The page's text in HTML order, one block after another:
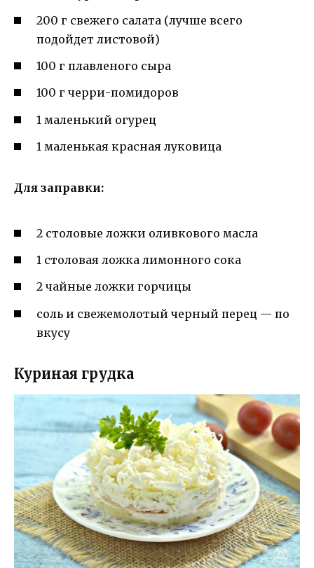
200 г свежего салата (лучше всего
подойдет листовой)
100 г плавленого сыра
100 г черри-помидоров
1 маленький огурец
1 маленькая красная луковица
Для заправки:
2 столовые ложки оливкового масла
1 столовая ложка лимонного сока
2 чайные ложки горчицы
соль и свежемолотый черный перец — по
вкусу
Куриная грудка